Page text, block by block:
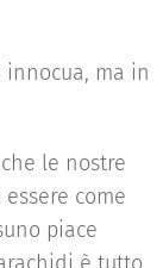
innocua, ma in
le nostre
come
piace